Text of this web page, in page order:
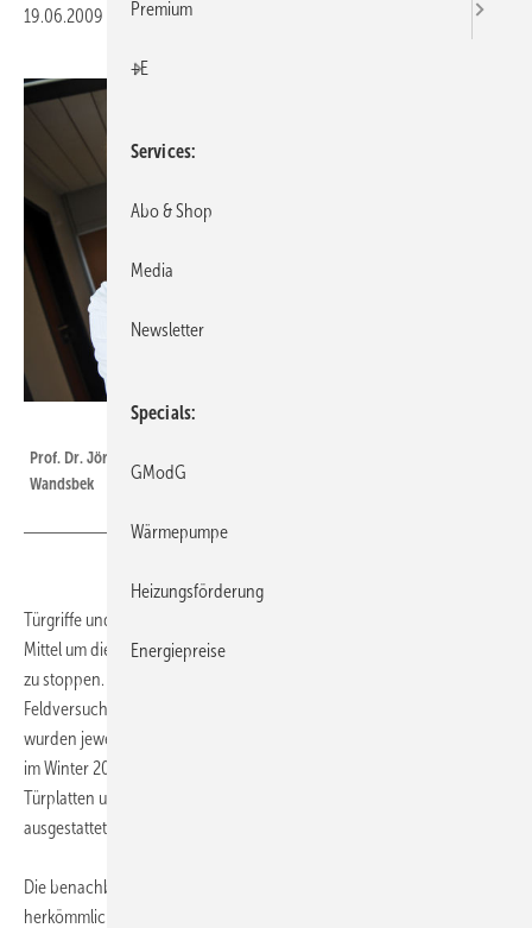
19.06.2009 Druckvorschau
Prof. Dr. Jörg Braun mit einer Kupfer-Türklinke in der Asklepios Klinik
Wandsbek
Türgriffe und Lichtschalter aus Kupfer sind ein wirksames, zusätzliches
Mittel um die Verbreitung von gefährlichen Keimen in Krankenhäusern
zu stoppen. Das ist das Ergebnis eines weltweit beachteten
Feldversuchs in der Asklepios Klinik Wandsbek in Hamburg. Dabei
wurden jeweils über mehrere Monate hinweg im Sommer 2008 und
im Winter 2008/2009 zwei Krankenhausstationen mit Türgriffen,
Türplatten und Lichtschaltern aus speziellen Kupferlegierungen
ausgestattet.
Die benachbarten Bereiche behielten für den Forschungszweck ihre
herkömmlichen Griffe und Schalter aus Aluminium, Edelstahl oder
Premium
+E
Services
Abo & Shop
Media
Newsletter
Specials
GModG
Wärmepumpe
Heizungsförderung
Energiepreise